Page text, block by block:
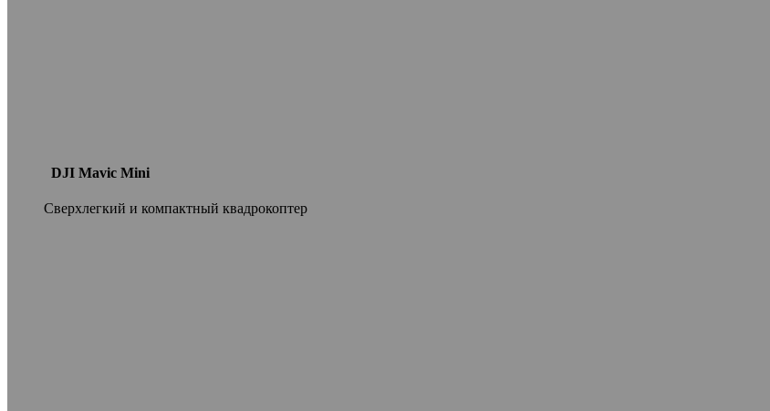
DJI Mavic Mini
Сверхлегкий и компактный квадрокоптер